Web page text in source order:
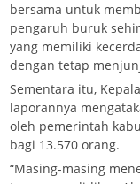
bersama untuk
pengaruh buruk
yang memiliki
dengan tetap
Sementara itu,
laporannya
oleh pemerintah
bagi 13.570 orang.
“Masing-masing